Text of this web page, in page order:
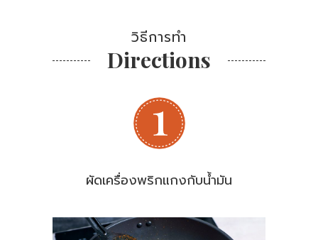
วิธีการทำ
Directions
ผัดเครื่องพริกแกงกับน้ำมัน